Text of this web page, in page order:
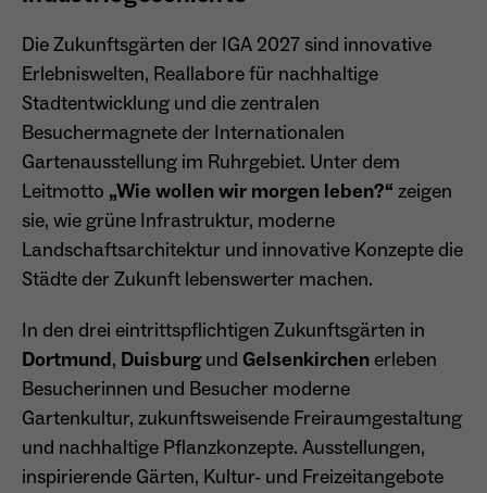
Name PHPSESSID
Anbieter Session Cookies
Laufzeit
Sessio-Cookie wird beim Schliessen der
Webseite wieder gelöscht
Zweck
PHPs Standard Sitzungs-Identifikation
(Formulare).
Name be_typo_user
Anbieter TYPO3
Laufzeit Ende der Sitzung
Anbieter Matomo
Laufzeit 13 Monate
Zweck
Dient zur anonymen Wiedererkennung eines
Besuchers.
Name _pk_ses*
Laufzeit 30 Minuten
Zweck
Speichert vorübergehend Daten der
aktuellen Sitzung.
Aktivierung Mehrsprachigkeit
Diese Cookies ermöglichen die automatische Übersetzung
der Website-Inhalte durch GTranslate.
Name googtrans
Anbieter GTranslate Inc.
Laufzeit 1 Jahr
Zweck
für die automatische Übersetzung der
Website.
Cookie-Informationen anzeigen
Die Zukunftsgärten der IGA 2027 sind innovative
Erlebniswelten, Reallabore für nachhaltige
Stadtentwicklung und die zentralen
Besuchermagnete der Internationalen
Gartenausstellung im Ruhrgebiet. Unter dem
Leitmotto „Wie wollen wir morgen leben?“ zeigen
sie, wie grüne Infrastruktur, moderne
Landschaftsarchitektur und innovative Konzepte die
Städte der Zukunft lebenswerter machen.
In den drei eintrittspflichtigen Zukunftsgärten in
Dortmund, Duisburgund Gelsenkirchen erleben
Besucherinnen und Besucher moderne
Gartenkultur, zukunftsweisende Freiraumgestaltung
und nachhaltige Pflanzkonzepte. Ausstellungen,
inspirierende Gärten, Kultur- und Freizeitangebote